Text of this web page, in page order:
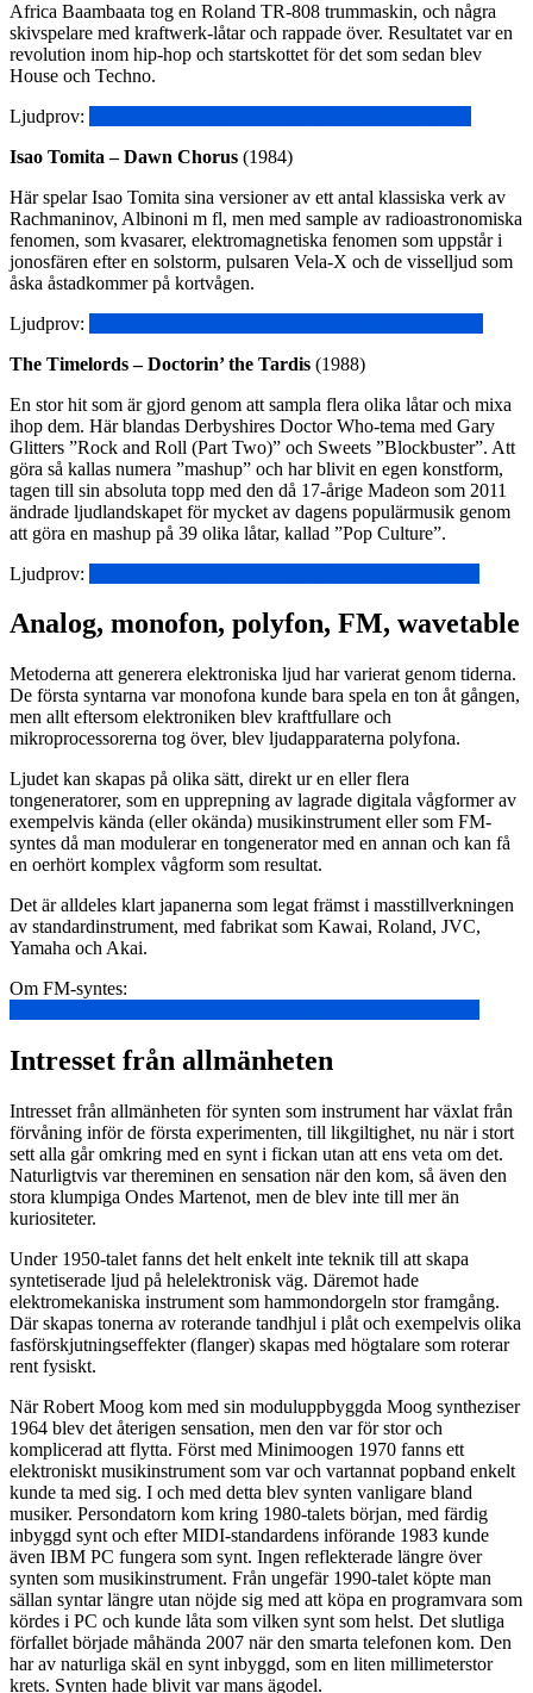
Africa Baambaata tog en Roland TR-808 trummaskin, och några
skivspelare med kraftwerk-låtar och rappade över. Resultatet var en
revolution inom hip-hop och startskottet för det som sedan blev
House och Techno.
Ljudprov:
Isao Tomita – Dawn Chorus (1984)
Här spelar Isao Tomita sina versioner av ett antal klassiska verk av
Rachmaninov, Albinoni m fl, men med sample av radioastronomiska
fenomen, som kvasarer, elektromagnetiska fenomen som uppstår i
jonosfären efter en solstorm, pulsaren Vela-X och de visselljud som
åska åstadkommer på kortvågen.
Ljudprov:
The Timelords – Doctorin’ the Tardis (1988)
En stor hit som är gjord genom att sampla flera olika låtar och mixa
ihop dem. Här blandas Derbyshires Doctor Who-tema med Gary
Glitters ”Rock and Roll (Part Two)” och Sweets ”Blockbuster”. Att
göra så kallas numera ”mashup” och har blivit en egen konstform,
tagen till sin absoluta topp med den då 17-årige Madeon som 2011
ändrade ljudlandskapet för mycket av dagens populärmusik genom
att göra en mashup på 39 olika låtar, kallad ”Pop Culture”.
Ljudprov:
Analog, monofon, polyfon, FM, wavetable
Metoderna att generera elektroniska ljud har varierat genom tiderna.
De första syntarna var monofona kunde bara spela en ton åt gången,
men allt eftersom elektroniken blev kraftfullare och
mikroprocessorerna tog över, blev ljudapparaterna polyfona.
Ljudet kan skapas på olika sätt, direkt ur en eller flera
tongeneratorer, som en upprepning av lagrade digitala vågformer av
exempelvis kända (eller okända) musikinstrument eller som FM-
syntes då man modulerar en tongenerator med en annan och kan få
en oerhört komplex vågform som resultat.
Det är alldeles klart japanerna som legat främst i masstillverkningen
av standardinstrument, med fabrikat som Kawai, Roland, JVC,
Yamaha och Akai.
Om FM-syntes:
Intresset från allmänheten
Intresset från allmänheten för synten som instrument har växlat från
förvåning inför de första experimenten, till likgiltighet, nu när i stort
sett alla går omkring med en synt i fickan utan att ens veta om det.
Naturligtvis var thereminen en sensation när den kom, så även den
stora klumpiga Ondes Martenot, men de blev inte till mer än
kuriositeter.
Under 1950-talet fanns det helt enkelt inte teknik till att skapa
syntetiserade ljud på helelektronisk väg. Däremot hade
elektromekaniska instrument som hammondorgeln stor framgång.
Där skapas tonerna av roterande tandhjul i plåt och exempelvis olika
fasförskjutningseffekter (flanger) skapas med högtalare som roterar
rent fysiskt.
När Robert Moog kom med sin moduluppbyggda Moog syntheziser
1964 blev det återigen sensation, men den var för stor och
komplicerad att flytta. Först med Minimoogen 1970 fanns ett
elektroniskt musikinstrument som var och vartannat popband enkelt
kunde ta med sig. I och med detta blev synten vanligare bland
musiker. Persondatorn kom kring 1980-talets början, med färdig
inbyggd synt och efter MIDI-standardens införande 1983 kunde
även IBM PC fungera som synt. Ingen reflekterade längre över
synten som musikinstrument. Från ungefär 1990-talet köpte man
sällan syntar längre utan nöjde sig med att köpa en programvara som
kördes i PC och kunde låta som vilken synt som helst. Det slutliga
förfallet började måhända 2007 när den smarta telefonen kom. Den
har av naturliga skäl en synt inbyggd, som en liten millimeterstor
krets. Synten hade blivit var mans ägodel.